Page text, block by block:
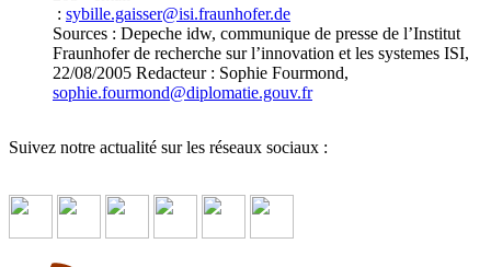
: sybille.gaisser@isi.fraunhofer.de
Sources : Depeche idw, communique de presse de l’Institut
Fraunhofer de recherche sur l’innovation et les systemes ISI,
22/08/2005 Redacteur : Sophie Fourmond,
sophie.fourmond@diplomatie.gouv.fr
Suivez notre actualité sur les réseaux sociaux :